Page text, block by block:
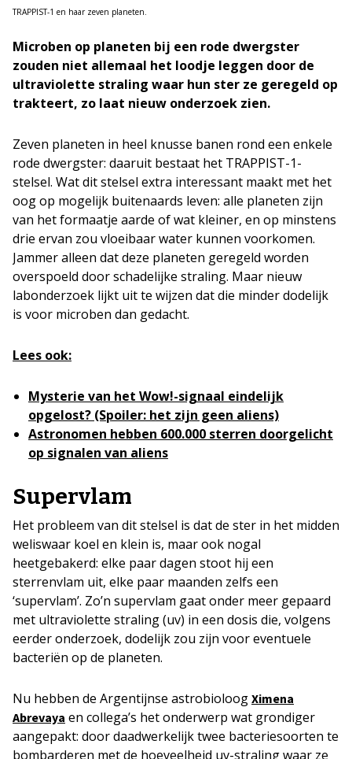
TRAPPIST-1 en haar zeven planeten.
Microben op planeten bij een rode dwergster
zouden niet allemaal het loodje leggen door de
ultraviolette straling waar hun ster ze geregeld op
trakteert, zo laat nieuw onderzoek zien.
Zeven planeten in heel knusse banen rond een enkele
rode dwergster: daaruit bestaat het TRAPPIST-1-
stelsel. Wat dit stelsel extra interessant maakt met het
oog op mogelijk buitenaards leven: alle planeten zijn
van het formaatje aarde of wat kleiner, en op minstens
drie ervan zou vloeibaar water kunnen voorkomen.
Jammer alleen dat deze planeten geregeld worden
overspoeld door schadelijke straling. Maar nieuw
labonderzoek lijkt uit te wijzen dat die minder dodelijk
is voor microben dan gedacht.
Lees ook:
Mysterie van het Wow!-signaal eindelijk
opgelost? (Spoiler: het zijn geen aliens)
Astronomen hebben 600.000 sterren doorgelicht
op signalen van aliens
Supervlam
Het probleem van dit stelsel is dat de ster in het midden
weliswaar koel en klein is, maar ook nogal
heetgebakerd: elke paar dagen stoot hij een
sterrenvlam uit, elke paar maanden zelfs een
‘supervlam’. Zo’n supervlam gaat onder meer gepaard
met ultraviolette straling (uv) in een dosis die, volgens
eerder onderzoek, dodelijk zou zijn voor eventuele
bacteriën op de planeten.
Nu hebben de Argentijnse astrobioloog Ximena
Abrevaya en collega’s het onderwerp wat grondiger
aangepakt: door daadwerkelijk twee bacteriesoorten te
bombarderen met de hoeveelheid uv-straling waar ze